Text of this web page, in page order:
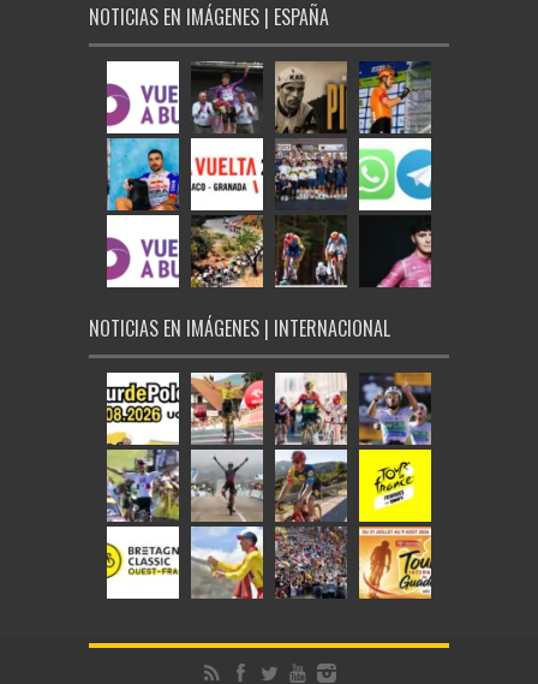
NOTICIAS EN IMÁGENES | ESPAÑA
NOTICIAS EN IMÁGENES | INTERNACIONAL